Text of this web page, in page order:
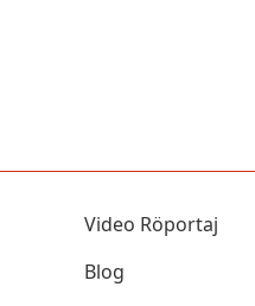
Video Röportaj
Blog